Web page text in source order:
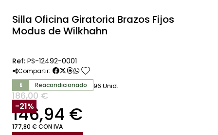
Silla Oficina Giratoria Brazos Fijos
Modus de Wilkhahn
Ref: PS-12492-0001
Compartir: favorite
Reacondicionado 96 Unid.
186,00 €
SIN IVA
146,94 €
177,80 € CON IVA
-21%